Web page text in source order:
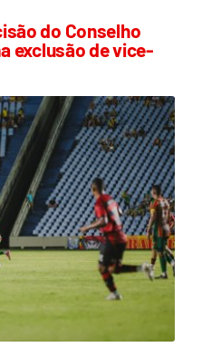
do Conselho
exclusão de vice-